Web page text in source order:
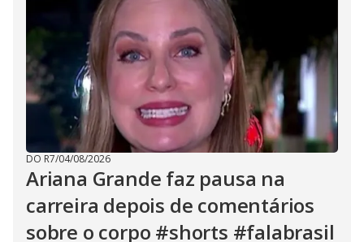
DO R7/04/08/2026
Ariana Grande faz pausa na
carreira depois de comentários
sobre o corpo #shorts #falabrasil